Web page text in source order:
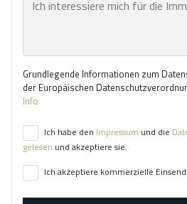
Grundlegende Informationen zum
der Europäischen
Info
Ich habe den Impressum und die
gelesen und akzeptiere sie.
Ich akzeptiere kommerzielle